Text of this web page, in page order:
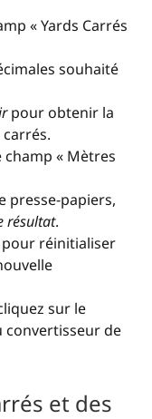
« Yards Carrés
souhaité
pour obtenir la
« Mètres
presse-papiers,
résultat.
réinitialiser
sur le
convertisseur de
et des